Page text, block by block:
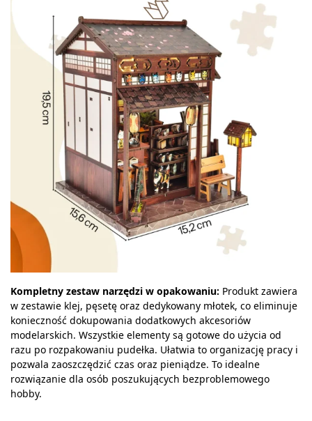
Kompletny zestaw narzędzi w opakowaniu: Produkt zawiera
w zestawie klej, pęsetę oraz dedykowany młotek, co eliminuje
konieczność dokupowania dodatkowych akcesoriów
modelarskich. Wszystkie elementy są gotowe do użycia od
razu po rozpakowaniu pudełka. Ułatwia to organizację pracy i
pozwala zaoszczędzić czas oraz pieniądze. To idealne
rozwiązanie dla osób poszukujących bezproblemowego
hobby.